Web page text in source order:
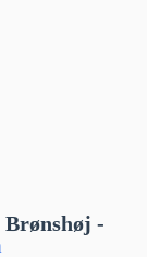
Brønshøj -